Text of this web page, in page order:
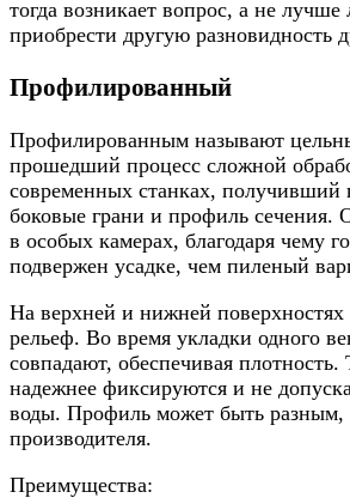
тогда возникает вопрос, а не лучше
приобрести другую разновидность
Профилированный
Профилированным называют
прошедший процесс сложной
современных станках, получивший
боковые грани и профиль сечения.
в особых камерах, благодаря чему
подвержен усадке, чем пиленый
На верхней и нижней поверхностях
рельеф. Во время укладки одного
совпадают, обеспечивая
надежнее фиксируются и не
воды. Профиль может быть разным,
производителя.
Преимущества: